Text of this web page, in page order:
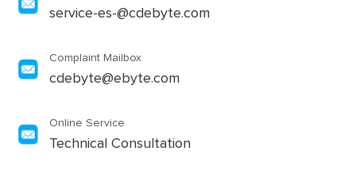
service-es-@cdebyte.com
Complaint Mailbox
cdebyte@ebyte.com
Online Service
Technical Consultation